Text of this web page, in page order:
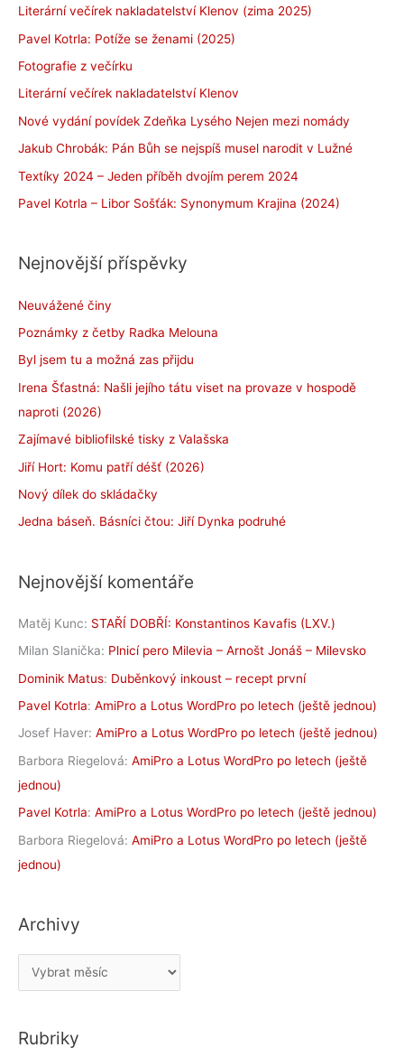
Literární večírek nakladatelství Klenov (zima 2025)
Pavel Kotrla: Potíže se ženami (2025)
Fotografie z večírku
Literární večírek nakladatelství Klenov
Nové vydání povídek Zdeňka Lysého Nejen mezi nomády
Jakub Chrobák: Pán Bůh se nejspíš musel narodit v Lužné
Textíky 2024 – Jeden příběh dvojím perem 2024
Pavel Kotrla – Libor Sošťák: Synonymum Krajina (2024)
Nejnovější příspěvky
Neuvážené činy
Poznámky z četby Radka Melouna
Byl jsem tu a možná zas přijdu
Irena Šťastná: Našli jejího tátu viset na provaze v hospodě
naproti (2026)
Zajímavé bibliofilské tisky z Valašska
Jiří Hort: Komu patří déšť (2026)
Nový dílek do skládačky
Jedna báseň. Básníci čtou: Jiří Dynka podruhé
Nejnovější komentáře
Matěj Kunc: STAŘÍ DOBŘÍ: Konstantinos Kavafis (LXV.)
Milan Slanička: Plnicí pero Milevia – Arnošt Jonáš – Milevsko
Dominik Matus: Duběnkový inkoust – recept první
Pavel Kotrla: AmiPro a Lotus WordPro po letech (ještě jednou)
Josef Haver: AmiPro a Lotus WordPro po letech (ještě jednou)
Barbora Riegelová: AmiPro a Lotus WordPro po letech (ještě
jednou)
Pavel Kotrla: AmiPro a Lotus WordPro po letech (ještě jednou)
Barbora Riegelová: AmiPro a Lotus WordPro po letech (ještě
jednou)
Archivy
r
h
Rubriky